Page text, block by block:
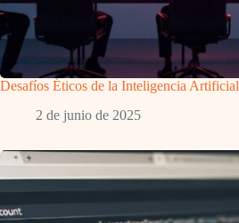
Desafíos Éticos de la Inteligencia Artificial
2 de junio de 2025